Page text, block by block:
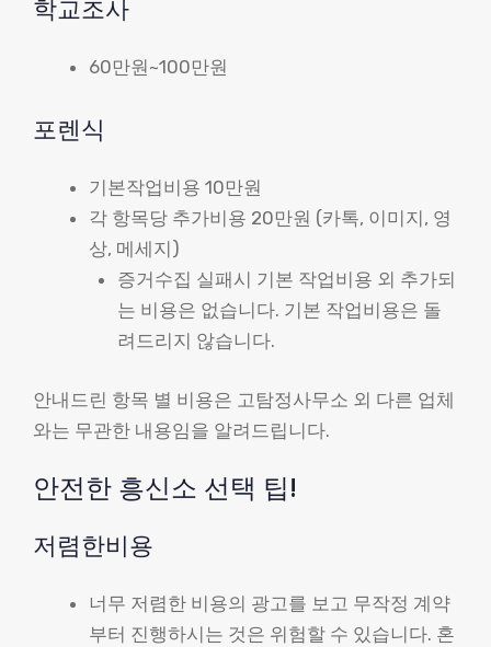
학교조사
60만원~100만원
포렌식
기본작업비용 10만원
각 항목당 추가비용 20만원 (카톡, 이미지, 영
상, 메세지)
증거수집 실패시 기본 작업비용 외 추가되
는 비용은 없습니다. 기본 작업비용은 돌
려드리지 않습니다.
안내드린 항목 별 비용은 고탐정사무소 외 다른 업체
와는 무관한 내용임을 알려드립니다.
안전한 흥신소 선택 팁!
저렴한비용
너무 저렴한 비용의 광고를 보고 무작정 계약
부터 진행하시는 것은 위험할 수 있습니다. 혼